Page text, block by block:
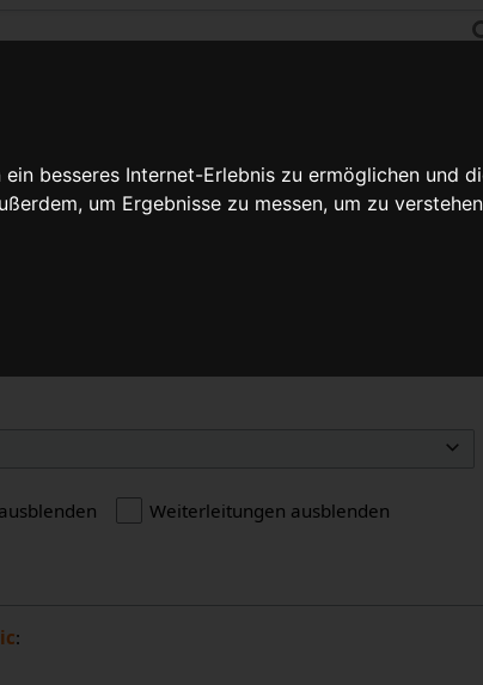
besseres Internet-Erlebnis zu ermöglichen und
um Ergebnisse zu messen, um zu
verlinken
Quelltext anzeigen
Weiterleitungen ausblenden
: